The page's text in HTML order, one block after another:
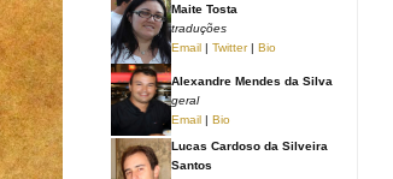
Maite Tosta
traduções
Email | Twitter| Bio
Alexandre Mendes da Silva
geral
Email | Bio
Lucas Cardoso da Silveira
Santos